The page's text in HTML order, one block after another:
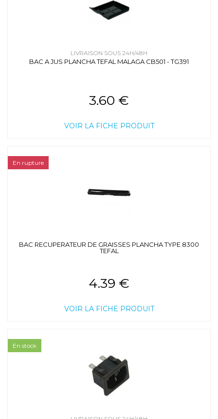
LIVRAISON SOUS 24H/48H
BAC A JUS PLANCHA TEFAL MALAGA CB501 - TG391
3.60 €
VOIR LA FICHE PRODUIT
BAC RECUPERATEUR DE GRAISSES PLANCHA TYPE 8300
TEFAL
4.39 €
VOIR LA FICHE PRODUIT
En rupture
En stock